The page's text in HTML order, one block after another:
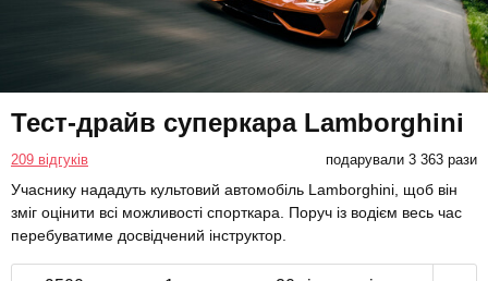
Тест-драйв суперкара Lamborghini
209 відгуків подарували 3 363 рази
Учаснику нададуть культовий автомобіль Lamborghini, щоб він
зміг оцінити всі можливості спорткара. Поруч із водієм весь час
перебуватиме досвідчений інструктор.